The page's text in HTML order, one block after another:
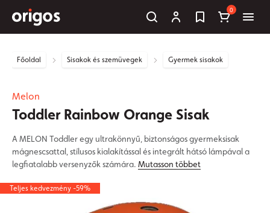
0
Főoldal Sisakok és szemüvegek Gyermek sisakok
Melon
Toddler Rainbow Orange Sisak
A MELON Toddler egy ultrakönnyű, biztonságos gyermeksisak
mágnescsattal, stílusos kialakítással és integrált hátsó lámpával a
legfiatalabb versenyzők számára. Mutasson többet
Teljes kedvezmény -59%